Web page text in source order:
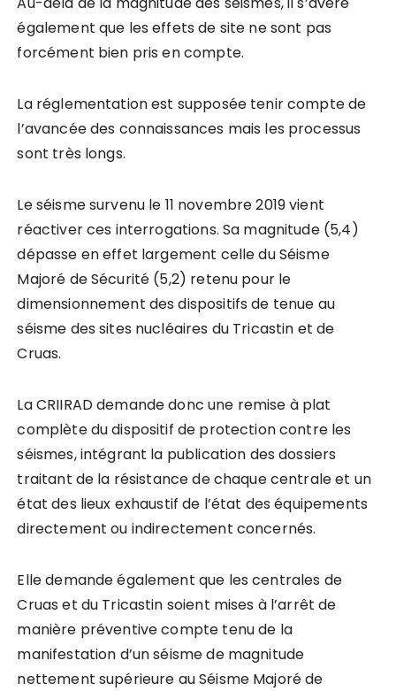
également que les effets de site ne sont pas
forcément bien pris en compte.
La réglementation est supposée tenir compte de
l’avancée des connaissances mais les processus
sont très longs.
Le séisme survenu le 11 novembre 2019 vient
réactiver ces interrogations. Sa magnitude (5,4)
dépasse en effet largement celle du Séisme
Majoré de Sécurité (5,2) retenu pour le
dimensionnement des dispositifs de tenue au
séisme des sites nucléaires du Tricastin et de
Cruas.
La CRIIRAD demande donc une remise à plat
complète du dispositif de protection contre les
séismes, intégrant la publication des dossiers
traitant de la résistance de chaque centrale et un
état des lieux exhaustif de l’état des équipements
directement ou indirectement concernés.
Elle demande également que les centrales de
Cruas et du Tricastin soient mises à l’arrêt de
manière préventive compte tenu de la
manifestation d’un séisme de magnitude
nettement supérieure au Séisme Majoré de